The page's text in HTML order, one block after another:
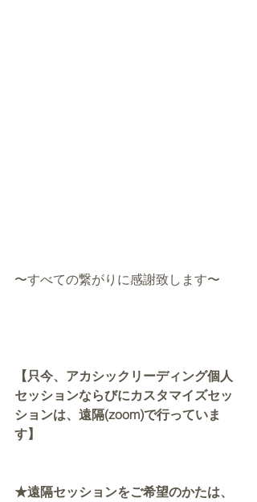
〜すべての繋がりに感謝致します〜
【只今、アカシックリーディング個人
セッションならびにカスタマイズセッ
ションは、遠隔(zoom)で行っていま
す】
★遠隔セッションをご希望のかたは、